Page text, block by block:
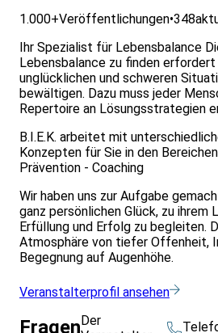
diesem Grund ist es uns wichtig,
wissenschaftlich abgesicherte
ist. Unsere Präsenz – Ausbildung
Inhaltes des Leitfaden Prävention
Präventionsgesetz § 20 SGB V
Krankenkassen. Dies ermöglicht
bestimmter Vorbildung
Krankenkassenzuschuss zu
weitere Infos ob diese
kommt: Kriterien zur Zertifizierung
Zielgruppen:
Diese Ausbildung ist eine
richtet sich an Menschen, die
bereits als Trainer*in, Lehrer*in
Führungspositionen oder
mit Menschenführung tätig sind
Qualifikationen erworben haben.
Ferner richtet sie sich auch an
Gesundheitswesen, in der
1.000+Veröffentlichungen•348
Ihr Spezialist für Lebensbalance
Lebensbalance zu finden
unglücklichen und schweren
bewältigen. Dazu muss jeder
Repertoire an Lösungsstrategien
B.I.E.K. arbeitet mit
Konzepten für Sie in den
Prävention - Coaching
Wir haben uns zur Aufgabe
ganz persönlichen Glück, zu ihrem
Erfüllung und Erfolg zu begleiten.
Atmosphäre von tiefer Offenheit,
Begegnung auf Augenhöhe.
Veranstalterprofil ansehen
FragenDer